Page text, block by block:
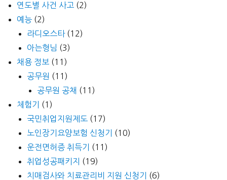
연도별 사건 사고 (2)
예능 (2)
라디오스타(12)
아는형님 (3)
채용 정보 (11)
공무원 (11)
공무원 공채 (11)
체험기
(1)
국민취업지원제도 (17)
노인장기요양보험 신청기
(10)
운전면허증 취득기
(11)
취업성공패키지
(19)
치매검사와 치료관리비 지원 신청기
(6)